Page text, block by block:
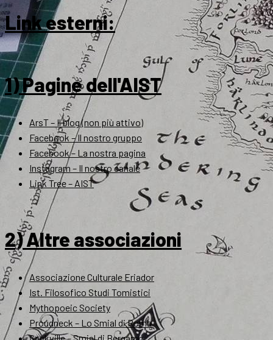
Link esterni:
1) Pagine dell'AIST
ArsT – Il blog (non più attivo)
Facebook – Il nostro gruppo
Facebook – La nostra pagina
Instagram – Il nostro canale
Link Tree – AIST
2) Altre associazioni
Associazione Culturale Eriador
Ist. Filosofico Studi Tomistici
Mythopoeic Society
Proudneck – Lo Smial di Roma